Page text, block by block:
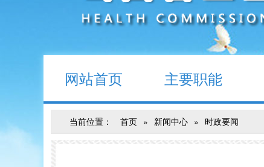
网站首页 主要职能
当前位置： 首页 » 新闻中心 » 时政要闻